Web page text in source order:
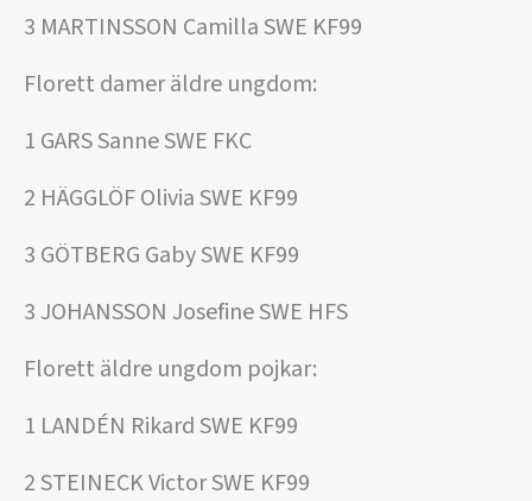
3 MARTINSSON Camilla SWE KF99
Florett damer äldre ungdom:
1 GARS Sanne SWE FKC
2 HÄGGLÖF Olivia SWE KF99
3 GÖTBERG Gaby SWE KF99
3 JOHANSSON Josefine SWE HFS
Florett äldre ungdom pojkar:
1 LANDÉN Rikard SWE KF99
2 STEINECK Victor SWE KF99